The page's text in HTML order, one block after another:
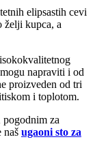
elipsastih cevi
želji kupca, a
napraviti i od
proizveden od tri
i toplotom.
za
naš ugaoni sto za